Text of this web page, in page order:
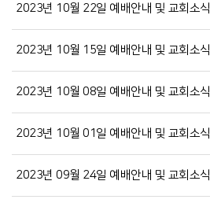
2023년 10월 22일 예배안내 및 교회소식
2023년 10월 15일 예배안내 및 교회소식
2023년 10월 08일 예배안내 및 교회소식
2023년 10월 01일 예배안내 및 교회소식
2023년 09월 24일 예배안내 및 교회소식